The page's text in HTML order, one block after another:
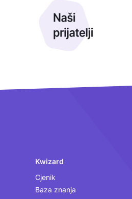
Kwizard
Cjenik
Baza znanja